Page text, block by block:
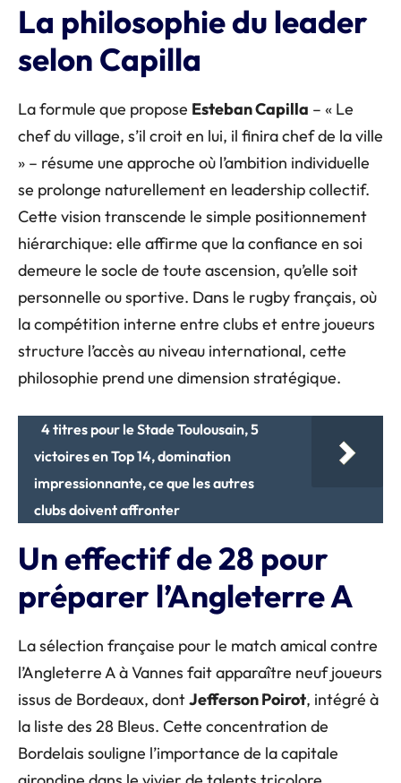
La philosophie du leader
selon Capilla
La formule que propose Esteban Capilla – « Le
chef du village, s’il croit en lui, il finira chef de la ville
» – résume une approche où l’ambition individuelle
se prolonge naturellement en leadership collectif.
Cette vision transcende le simple positionnement
hiérarchique: elle affirme que la confiance en soi
demeure le socle de toute ascension, qu’elle soit
personnelle ou sportive. Dans le rugby français, où
la compétition interne entre clubs et entre joueurs
structure l’accès au niveau international, cette
philosophie prend une dimension stratégique.
4 titres pour le Stade Toulousain, 5
victoires en Top 14, domination
impressionnante, ce que les autres
clubs doivent affronter
Un effectif de 28 pour
préparer l’Angleterre A
La sélection française pour le match amical contre
l’Angleterre A à Vannes fait apparaître neuf joueurs
issus de Bordeaux, dontJefferson Poirot, intégré à
la liste des 28 Bleus. Cette concentration de
Bordelais souligne l’importance de la capitale